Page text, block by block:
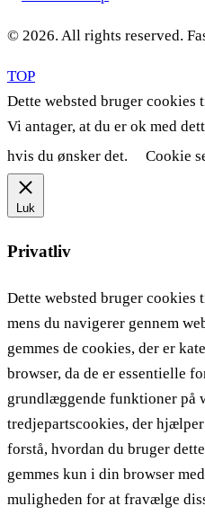
© 2026. All rights reserved.
TOP
Dette websted bruger
Vi antager, at du er ok med
hvis du ønsker det.
Cookie
Luk
Privatliv
Dette websted bruger
mens du navigerer gennem
gemmes de cookies, der er
browser, da de er essentielle
grundlæggende funktioner på
tredjepartscookies, der
forstå, hvordan du bruger
gemmes kun i din browser
muligheden for at fravælge